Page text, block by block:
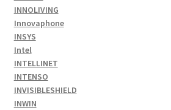
INNOLIVING
Innovaphone
INSYS
Intel
INTELLINET
INTENSO
INVISIBLESHIELD
INWIN